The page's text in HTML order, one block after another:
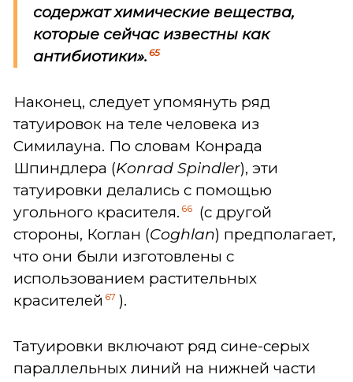
содержат химические вещества,
которые сейчас известны как
антибиотики». 65
Наконец, следует упомянуть ряд
татуировок на теле человека из
Симилауна. По словам Конрада
Шпиндлера (Konrad Spindler), эти
татуировки делались с помощью
угольного красителя. 66
(с другой
стороны, Коглан (Coghlan) предполагает,
что они были изготовлены с
использованием растительных
красителей 67 ).
Татуировки включают ряд сине-серых
параллельных линий на нижней части